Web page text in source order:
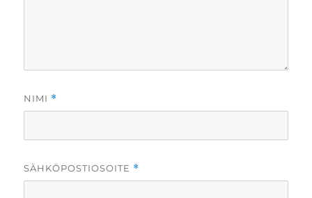
NIMI *
SÄHKÖPOSTIOSOITE *